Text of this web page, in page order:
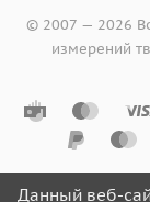
© 2007 — 2026
измерений
Данный веб-